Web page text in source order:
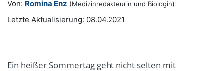
Von: Romina Enz (Medizinredakteurin und Biologin)
Letzte Aktualisierung: 08.04.2021
Ein heißer Sommertag geht nicht selten mit